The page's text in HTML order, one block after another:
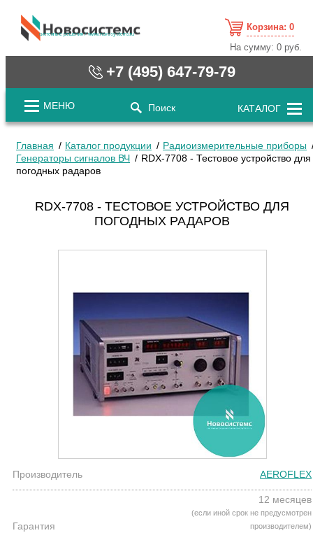
cистемные решения / www.novosystems.ru
Корзина: 0
На сумму:0 руб.
+7 (495) 647-79-79
МЕНЮ Поиск КАТАЛОГ
Главная Каталог продукции
Радиоизмерительные приборы
Генераторы сигналов ВЧ
RDX-7708 - Тестовое устройство для
погодных радаров
RDX-7708 - ТЕСТОВОЕ УСТРОЙСТВО ДЛЯ
ПОГОДНЫХ РАДАРОВ
Производитель AEROFLEX
Гарантия
12 месяцев
(если иной срок не предусмотрен
производителем)